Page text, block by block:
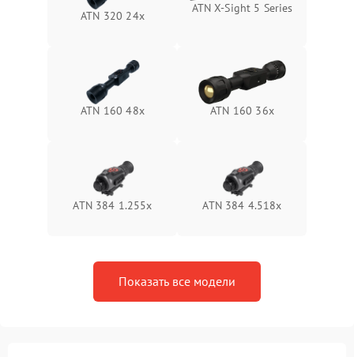
Поломка системы защиты
от перенапряжения
1500 ₽ Подробнее →
ATN 320 24x
ATN X‑Sight 5 Series
ATN 160 48x ATN 160 36x
ATN 384 1.255х ATN 384 4.518x
Показать все модели